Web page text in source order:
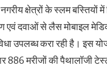
क्षेत्रों के स्लम बस्तियों
एवं दवाओं से लैस मोबाइल
उपलब्ध करा रही है। इस
886 मरीजों की पैथालॉजी